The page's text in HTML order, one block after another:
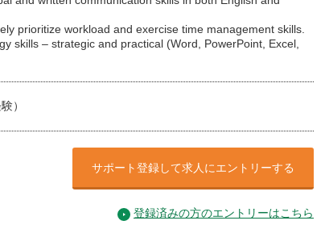
prioritize workload and exercise time management skills.
skills – strategic and practical (Word, PowerPoint, Excel,
）
サポート登録して求人にエントリーする
登録済みの方のエントリーはこちら